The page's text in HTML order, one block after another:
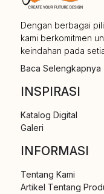
Dengan berbagai
kami berkomitmen
keindahan pada
Baca Selengkapnya
INSPIRASI
Katalog Digital
Galeri
INFORMASI
Tentang Kami
Artikel Tentang